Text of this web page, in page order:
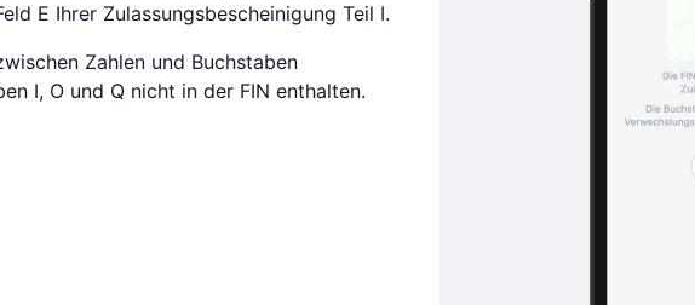
E Ihrer Zulassungsbescheinigung Teil I.
Zahlen und Buchstaben
I, O und Q nicht in der FIN enthalten.